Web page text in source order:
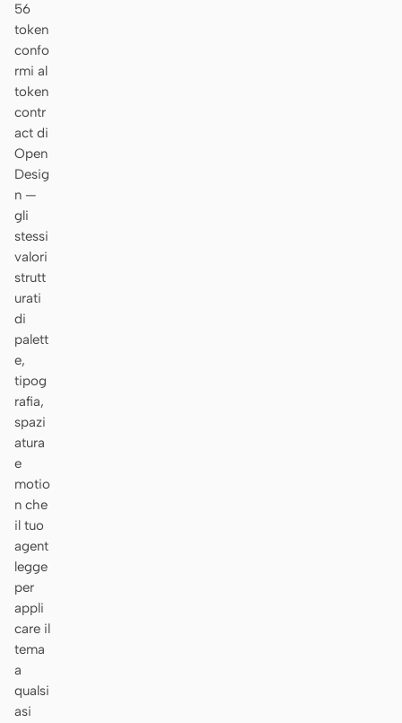
56
token
confo
rmi al
token
contr
act di
Open
Desig
n —
gli
stessi
valori
strutt
urati
di
palett
e,
tipog
rafia,
spazi
atura
e
motio
n che
il tuo
agent
legge
per
appli
care il
tema
a
qualsi
asi